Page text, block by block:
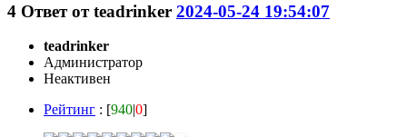
4 Ответ отteadrinker 2024-05-24 19:54:07
teadrinker
Администратор
Неактивен
Рейтинг : [940|0]